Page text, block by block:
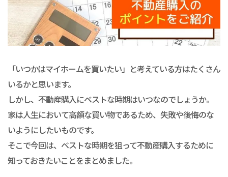
「いつかはマイホームを買いたい」と考えている方はたくさん
いるかと思います。
しかし、不動産購入にベストな時期はいつなのでしょうか。
家は人生において高額な買い物であるため、失敗や後悔のな
いようにしたいものです。
そこで今回は、ベストな時期を狙って不動産購入するために
知っておきたいことをまとめました。